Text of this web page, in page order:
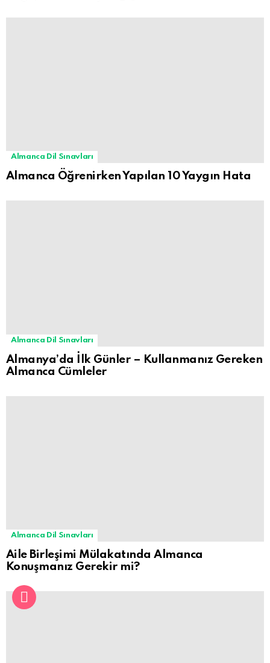
Almanca Dil Sınavları
Almanca Öğrenirken Yapılan 10 Yaygın Hata
Almanca Dil Sınavları
Almanya’da İlk Günler – Kullanmanız Gereken
Almanca Cümleler
Almanca Dil Sınavları
Aile Birleşimi Mülakatında Almanca
Konuşmanız Gerekir mi?